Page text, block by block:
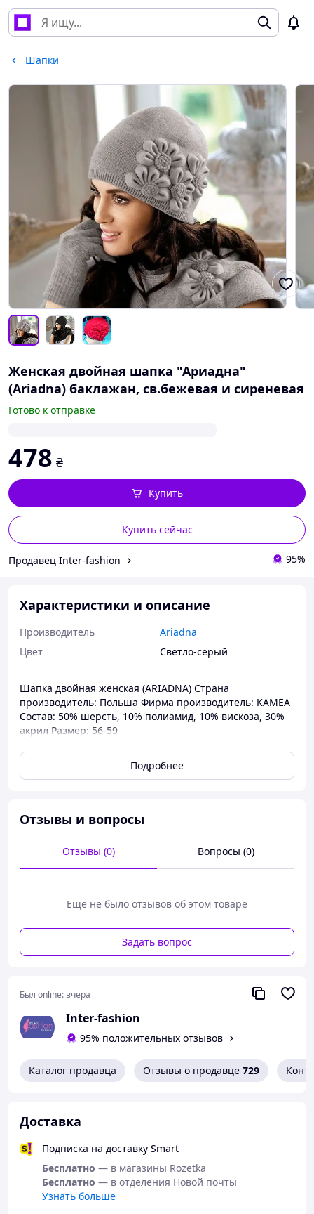
Шапки
Женская двойная шапка "Ариадна"
(Ariadna) баклажан, св.бежевая и сиреневая
Готово к отправке
478 ₴
Купить сейчас
Купить
Продавец Inter-fashion 95%
Характеристики и описание
Производитель
Ariadna
Цвет
Светло-серый
Шапка двойная женская (ARIADNA) Страна
производитель: Польша Фирма производитель: KAMEA
Состав: 50% шерсть, 10% полиамид, 10% вискоза, 30%
акрил Размер: 56-59
Подробнее
Отзывы и вопросы
Отзывы (0) Вопросы (0)
Еще не было отзывов об этом товаре
Задать вопрос
Был online: вчера
Inter-fashion
95% положительных отзывов
Каталог продавца Отзывы о продавце 729
Доставка
Подписка на доставку Smart
Бесплатно — в магазины Rozetka
Бесплатно — в отделения Новой почты
Узнать больше